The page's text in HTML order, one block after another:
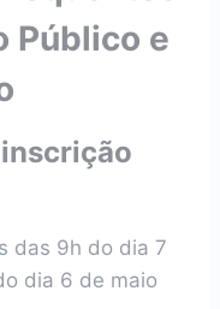
Público e
das 9h do dia 7
dia 6 de maio